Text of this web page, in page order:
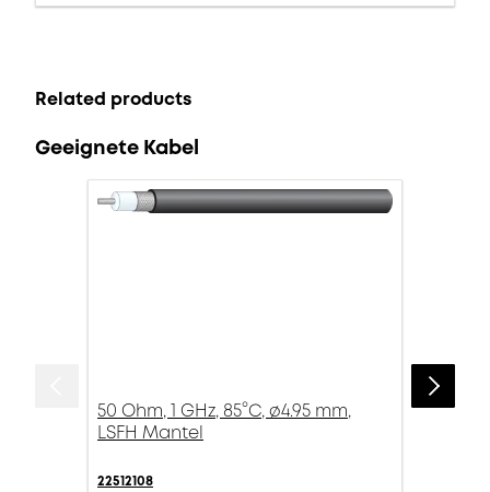
Related products
Geeignete Kabel
50 Ohm, 1 GHz, 85°C, ø4.95 mm,
LSFH Mantel
22512108